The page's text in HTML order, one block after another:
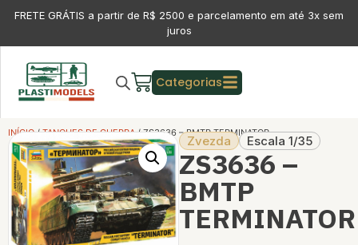
FRETE GRÁTIS a partir de R$ 2500 e parcelamento em até 3x sem
juros
Categorias
INÍCIO/TANQUES DE GUERRA/ ZS3636 – BMTP TERMINATOR
Zvezda Escala 1/35
ZS3636 –
BMTP
TERMINATOR